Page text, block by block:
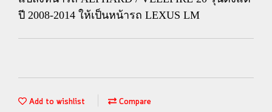
ปี 2008-2014 ให้เป็นหน้ารถ LEXUS LM
Add to wishlist Compare